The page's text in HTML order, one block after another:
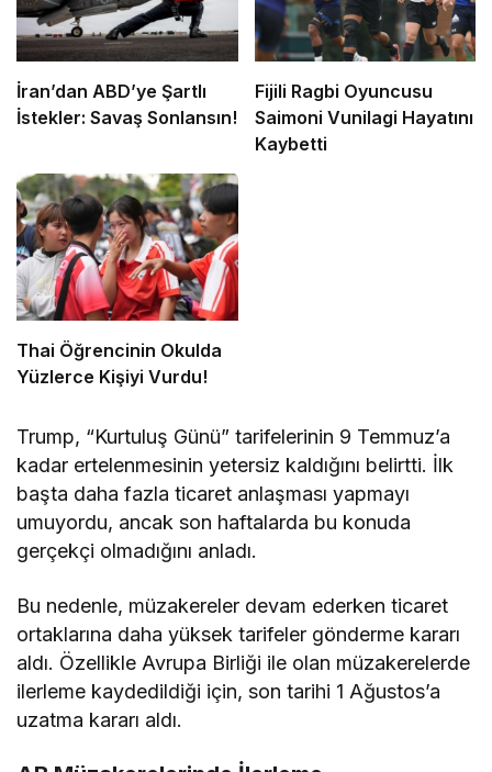
İran’dan ABD’ye Şartlı
İstekler: Savaş Sonlansın!
Fijili Ragbi Oyuncusu
Saimoni Vunilagi Hayatını
Kaybetti
Thai Öğrencinin Okulda
Yüzlerce Kişiyi Vurdu!
Trump, “Kurtuluş Günü” tarifelerinin 9 Temmuz’a
kadar ertelenmesinin yetersiz kaldığını belirtti. İlk
başta daha fazla ticaret anlaşması yapmayı
umuyordu, ancak son haftalarda bu konuda
gerçekçi olmadığını anladı.
Bu nedenle, müzakereler devam ederken ticaret
ortaklarına daha yüksek tarifeler gönderme kararı
aldı. Özellikle Avrupa Birliği ile olan müzakerelerde
ilerleme kaydedildiği için, son tarihi 1 Ağustos’a
uzatma kararı aldı.